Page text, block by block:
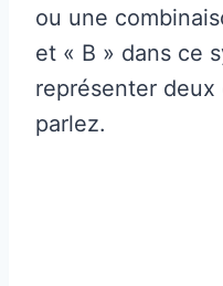
ou une
et « B » dans ce
représenter
parlez.